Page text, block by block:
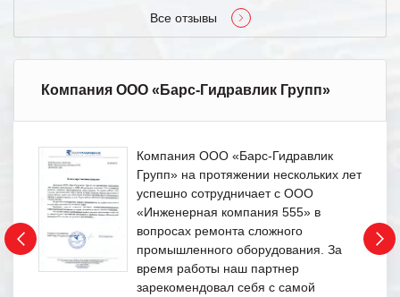
Все отзывы
Компания ООО «Барс-Гидравлик Групп»
Компания ООО «Барс-Гидравлик
Групп» на протяжении нескольких лет
успешно сотрудничает с ООО
«Инженерная компания 555» в
вопросах ремонта сложного
промышленного оборудования. За
время работы наш партнер
зарекомендовал себя с самой